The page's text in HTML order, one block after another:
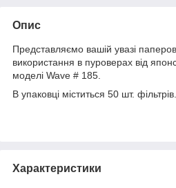
Опис
Представляємо вашій увазі
використання в пуроверах від
моделі Wave # 185.
В упаковці міститься 50 шт. фільтрів.
Характеристики